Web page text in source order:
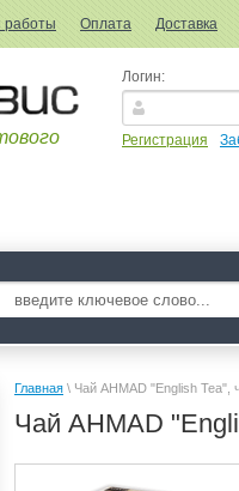
работы Оплата Доставка
Логин:
Регистрация
Главная \ Чай AHMAD "English Tea",
Чай AHMAD